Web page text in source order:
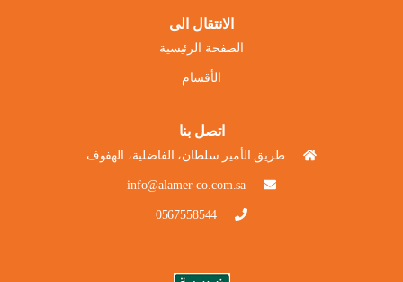
الانتقال الى
الصفحة الرئيسية
الأقسام
اتصل بنا
طريق الأمير سلطان، الفاضلية، الهفوف
info@alamer-co.com.sa
0567558544